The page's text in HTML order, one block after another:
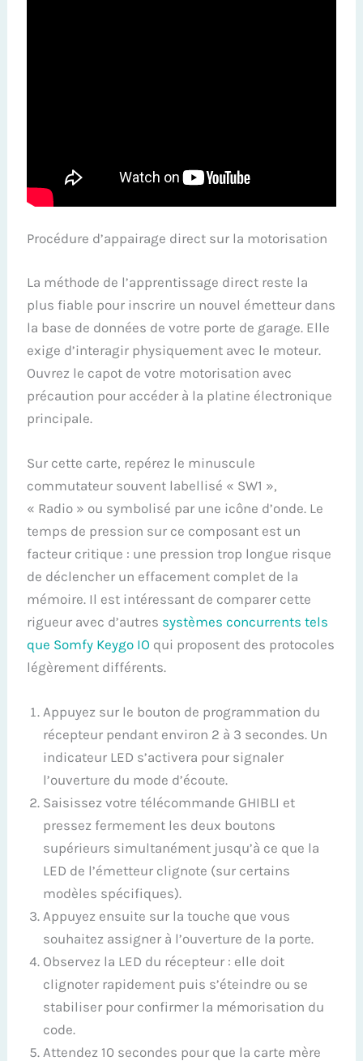
Procédure d’appairage direct sur la motorisation
La méthode de l’apprentissage direct reste la
plus fiable pour inscrire un nouvel émetteur dans
la base de données de votre porte de garage. Elle
exige d’interagir physiquement avec le moteur.
Ouvrez le capot de votre motorisation avec
précaution pour accéder à la platine électronique
principale.
Sur cette carte, repérez le minuscule
commutateur souvent labellisé « SW1 »,
« Radio » ou symbolisé par une icône d’onde. Le
temps de pression sur ce composant est un
facteur critique : une pression trop longue risque
de déclencher un effacement complet de la
mémoire. Il est intéressant de comparer cette
rigueur avec d’autres systèmes concurrents tels
que Somfy Keygo IO qui proposent des protocoles
légèrement différents.
Appuyez sur le bouton de programmation du
récepteur pendant environ 2 à 3 secondes. Un
indicateur LED s’activera pour signaler
l’ouverture du mode d’écoute.
Saisissez votre télécommande GHIBLI et
pressez fermement les deux boutons
supérieurs simultanément jusqu’à ce que la
LED de l’émetteur clignote (sur certains
modèles spécifiques).
Appuyez ensuite sur la touche que vous
souhaitez assigner à l’ouverture de la porte.
Observez la LED du récepteur : elle doit
clignoter rapidement puis s’éteindre ou se
stabiliser pour confirmer la mémorisation du
code.
Attendez 10 secondes pour que la carte mère